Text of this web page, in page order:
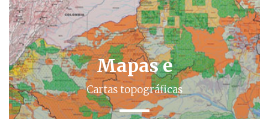
Mapas e
Cartas topográficas